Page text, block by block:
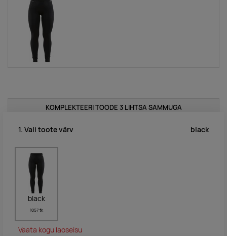
KOMPLEKTEERI TOODE 3 LIHTSA SAMMUGA
1. Vali toote värv black
black
1057 tk
Vaata kogu laoseisu